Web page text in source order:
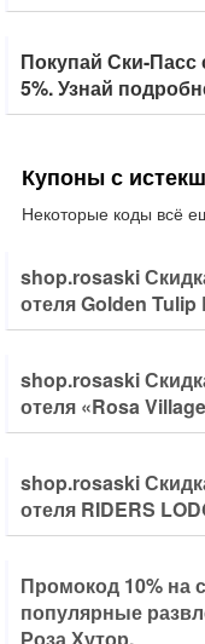
Покупай Ски-Пасс
5%. Узнай
Купоны с
Некоторые коды всё
shop.rosaski
отеля Golden
shop.rosaski
отеля «Rosa
shop.rosaski
отеля RIDERS
Промокод 10% на
популярные